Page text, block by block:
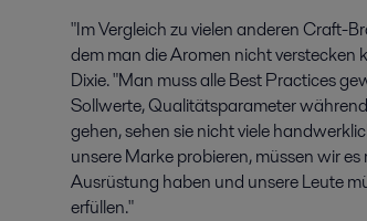
"Im Vergleich zu vielen anderen Craft-
dem man die Aromen nicht verstecken
Dixie. "Man muss alle Best Practices
Sollwerte, Qualitätsparameter
gehen, sehen sie nicht viele
unsere Marke probieren, müssen wir
Ausrüstung haben und unsere Leute
erfüllen."